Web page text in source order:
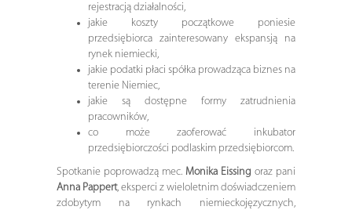
rejestracją działalności,
jakie koszty początkowe poniesie
przedsiębiorca zainteresowany ekspansją na
rynek niemiecki,
jakie podatki płaci spółka prowadząca biznes na
terenie Niemiec,
jakie są dostępne formy zatrudnienia
pracowników,
co może zaoferować inkubator
przedsiębiorczości podlaskim przedsiębiorcom.
Spotkanie poprowadzą mec. Monika Eissing oraz pani
Anna Pappert, eksperci z wieloletnim doświadczeniem
zdobytym na rynkach niemieckojęzycznych,